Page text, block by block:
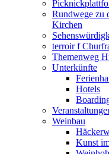
Rundwege zu
Kirchen
terroir f
Themenweg
Unterkünfte
Hotels
Weinbau
Kunst